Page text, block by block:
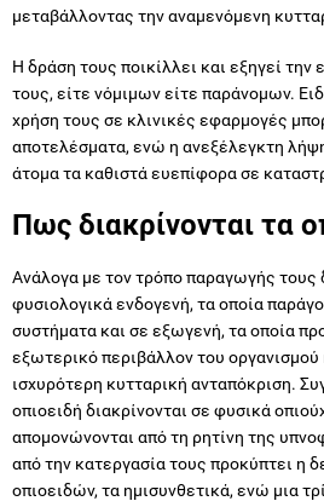
μεταβάλλοντας την αναμενόμενη
Η δράση τους ποικίλλει και εξηγεί
τους, είτε νόμιμων είτε παράνομων.
χρήση τους σε κλινικές εφαρμογές
αποτελέσματα, ενώ η ανεξέλεγκτη
άτομα τα καθιστά ευεπίφορα σε
Πως διακρίνονται τα
Ανάλογα με τον τρόπο παραγωγής τους
φυσιολογικά ενδογενή, τα οποία
συστήματα και σε εξωγενή, τα οποία
εξωτερικό περιβάλλον του
ισχυρότερη κυτταρική ανταπόκριση.
οπιοειδή διακρίνονται σε φυσικά
απομονώνονται από τη ρητίνη της
από την κατεργασία τους προκύπτει η
οπιοειδών, τα ημισυνθετικά, ενώ μια